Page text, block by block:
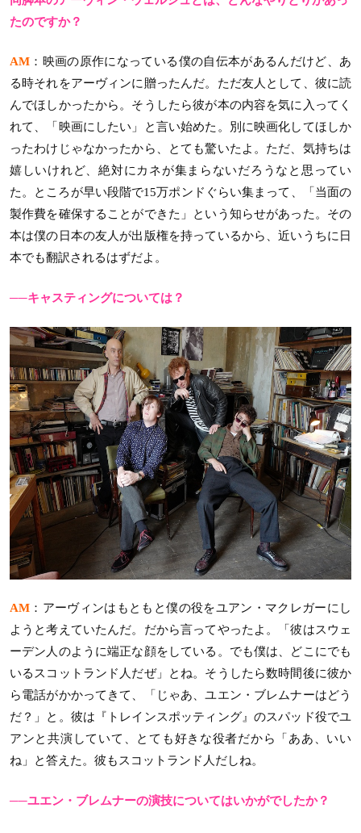
たのですか？
AM ：映画の原作になっている僕の自伝本があるんだけど、あ
る時それをアーヴィンに贈ったんだ。ただ友人として、彼に読
んでほしかったから。そうしたら彼が本の内容を気に入ってく
れて、「映画にしたい」と言い始めた。別に映画化してほしか
ったわけじゃなかったから、とても驚いたよ。ただ、気持ちは
嬉しいけれど、絶対にカネが集まらないだろうなと思ってい
た。ところが早い段階で15万ポンドぐらい集まって、「当面の
製作費を確保することができた」という知らせがあった。その
本は僕の日本の友人が出版権を持っているから、近いうちに日
本でも翻訳されるはずだよ。
──キャスティングについては？
AM ：アーヴィンはもともと僕の役をユアン・マクレガーにし
ようと考えていたんだ。だから言ってやったよ。「彼はスウェ
ーデン人のように端正な顔をしている。でも僕は、どこにでも
いるスコットランド人だぜ」とね。そうしたら数時間後に彼か
ら電話がかかってきて、「じゃあ、ユエン・ブレムナーはどう
だ？」と。彼は『トレインスポッティング』のスパッド役でユ
アンと共演していて、とても好きな役者だから「ああ、いい
ね」と答えた。彼もスコットランド人だしね。
──ユエン・ブレムナーの演技についてはいかがでしたか？